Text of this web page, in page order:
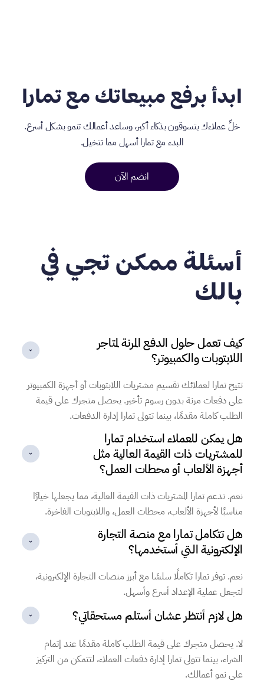
ابدأ برفع مبيعاتك مع تمارا
خلِّ عملاءك يتسوقون بذكاء أكبر، وساعد أعمالك تنمو بشكل أسرع.
البدء مع تمارا أسهل مما تتخيل.
انضم الآن
أسئلة ممكن تجي في
بالك
كيف تعمل حلول الدفع المرنة لمتاجر
اللابتوبات والكمبيوتر؟
تتيح تمارا لعملائك تقسيم مشتريات اللابتوبات أو أجهزة الكمبيوتر
على دفعات مرنة بدون رسوم تأخير. يحصل متجرك على قيمة
الطلب كاملة مقدمًا، بينما تتولى تمارا إدارة الدفعات.
هل يمكن للعملاء استخدام تمارا
للمشتريات ذات القيمة العالية مثل
أجهزة الألعاب أو محطات العمل؟
نعم. تدعم تمارا المشتريات ذات القيمة العالية، مما يجعلها خيارًا
مناسبًا لأجهزة الألعاب، محطات العمل، واللابتوبات الفاخرة.
هل تتكامل تمارا مع منصة التجارة
الإلكترونية التي أستخدمها؟
نعم. توفر تمارا تكاملًا سلسًا مع أبرز منصات التجارة الإلكترونية،
لتجعل عملية الإعداد أسرع وأسهل.
هل لازم أنتظر عشان أستلم مستحقاتي؟
لا. يحصل متجرك على قيمة الطلب كاملة مقدمًا عند إتمام
الشراء، بينما تتولى تمارا إدارة دفعات العملاء، لتتمكن من التركيز
على نمو أعمالك.